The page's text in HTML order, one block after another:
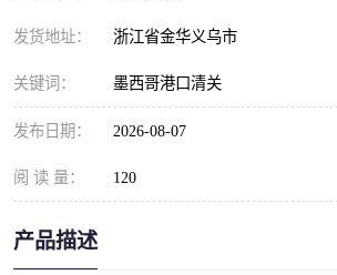
发货地址： 浙江省金华义乌市
关键词： 墨西哥港口清关
发布日期： 2026-08-07
阅 读 量： 120
产品描述